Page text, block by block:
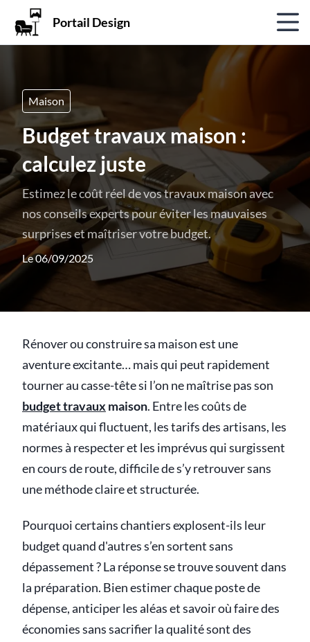
Portail Design
Maison
Budget travaux maison :
calculez juste
Estimez le coût réel de vos travaux maison avec
nos conseils experts pour éviter les mauvaises
surprises et maîtriser votre budget.
Le 06/09/2025
Rénover ou construire sa maison est une
aventure excitante… mais qui peut rapidement
tourner au casse-tête si l’on ne maîtrise pas son
budget travaux maison. Entre les coûts de
matériaux qui fluctuent, les tarifs des artisans, les
normes à respecter et les imprévus qui surgissent
en cours de route, difficile de s’y retrouver sans
une méthode claire et structurée.
Pourquoi certains chantiers explosent-ils leur
budget quand d'autres s’en sortent sans
dépassement ? La réponse se trouve souvent dans
la préparation. Bien estimer chaque poste de
dépense, anticiper les aléas et savoir où faire des
économies sans sacrifier la qualité sont des